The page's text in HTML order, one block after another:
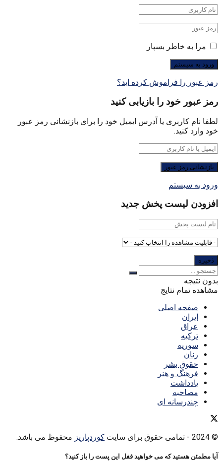
مرا به خاطر بسپار
رمز عبور را فراموش کرده اید؟
رمز عبور خود را بازیابی کنید
لطفا نام کاربری یا آدرس ایمیل خود را برای بازنشانی رمز عبور
خود وارد کنید.
ورود به سیستم
افزودن لیست پخش جدید
بدون نتیجه
مشاهده تمام نتایج
صفحه اصلی
ایران
عراق
ترکیه
سوریه
زنان
حقوق بشر
فرهنگ و هنر
یادداشت
مصاحبه
چندرسانه ای
© 2024 - تمامی حقوق برای سایت کوردپاریز محفوظ می باشد.
آیا مطمئن هستید که می خواهید قفل این پست را باز کنید؟